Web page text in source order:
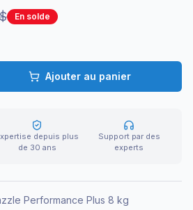
En solde
Ajouter au panier
depuis plus
de 30 ans
Support par des
experts
Performance Plus 8 kg